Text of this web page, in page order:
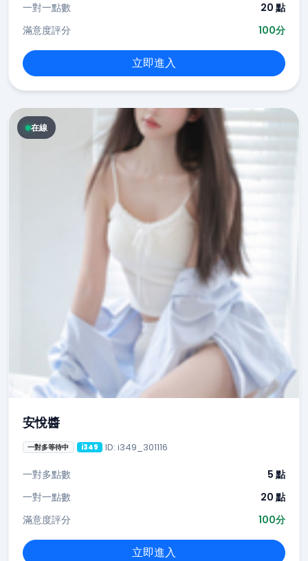
一對一點數
20 點
滿意度評分
100分
立即進入
在線
安悅醬
一對多等待中 i349 ID: i349_301116
一對多點數
5 點
一對一點數
20 點
滿意度評分
100分
立即進入